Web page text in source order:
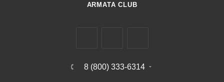
ARMATA CLUB
8 (800) 333-6314